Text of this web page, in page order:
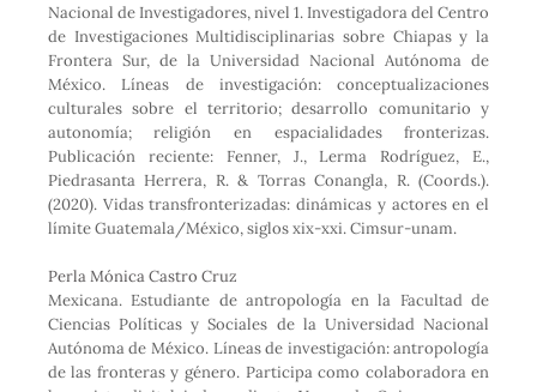
Nacional de Investigadores, nivel 1. Investigadora del Centro
de Investigaciones Multidisciplinarias sobre Chiapas y la
Frontera Sur, de la Universidad Nacional Autónoma de
México. Líneas de investigación: conceptualizaciones
culturales sobre el territorio; desarrollo comunitario y
autonomía; religión en espacialidades fronterizas.
Publicación reciente: Fenner, J., Lerma Rodríguez, E.,
Piedrasanta Herrera, R. & Torras Conangla, R. (Coords.).
(2020). Vidas transfronterizadas: dinámicas y actores en el
límite Guatemala/México, siglos xix-xxi. Cimsur-unam.
Perla Mónica Castro Cruz
Mexicana. Estudiante de antropología en la Facultad de
Ciencias Políticas y Sociales de la Universidad Nacional
Autónoma de México. Líneas de investigación: antropología
de las fronteras y género. Participa como colaboradora en